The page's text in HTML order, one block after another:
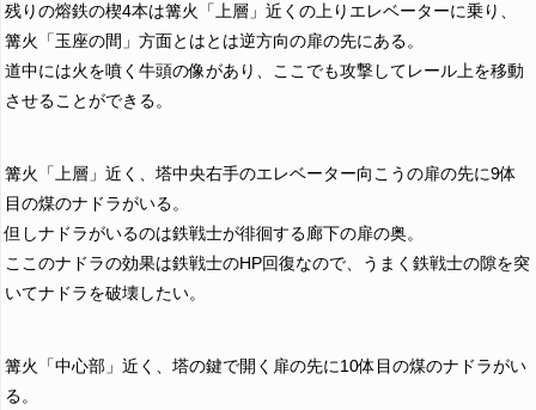
残りの熔鉄の楔4本は篝火「上層」近くの上りエレベーターに乗り、
篝火「玉座の間」方面とはとは逆方向の扉の先にある。
道中には火を噴く牛頭の像があり、ここでも攻撃してレール上を移動
させることができる。
篝火「上層」近く、塔中央右手のエレベーター向こうの扉の先に9体
目の煤のナドラがいる。
但しナドラがいるのは鉄戦士が徘徊する廊下の扉の奥。
ここのナドラの効果は鉄戦士のHP回復なので、うまく鉄戦士の隙を突
いてナドラを破壊したい。
篝火「中心部」近く、塔の鍵で開く扉の先に10体目の煤のナドラがい
る。